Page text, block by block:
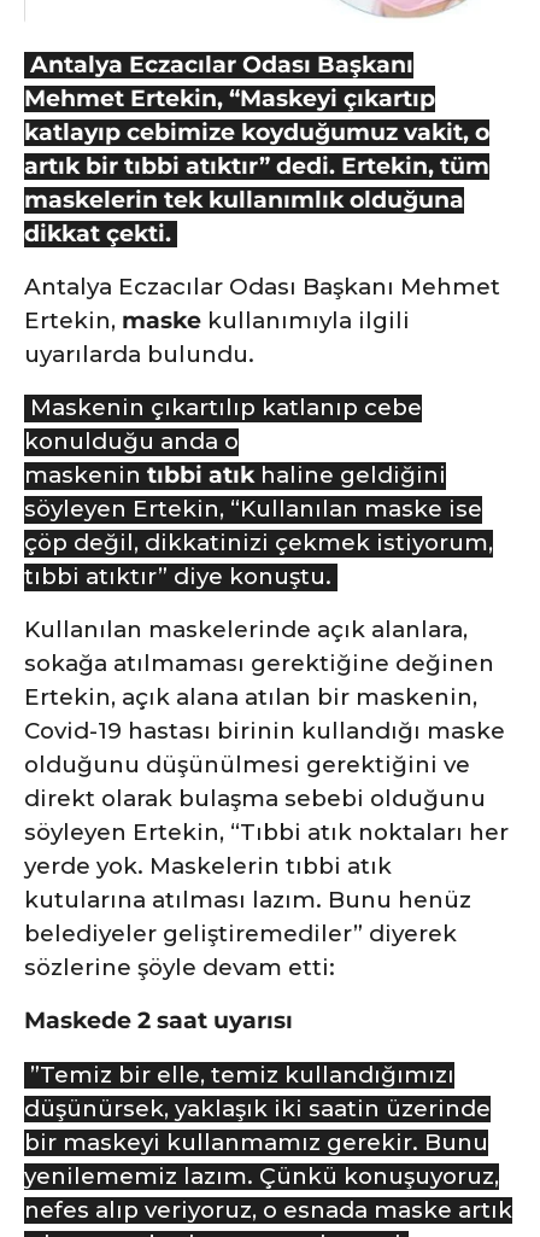
Antalya Eczacılar Odası Başkanı
Mehmet Ertekin, “Maskeyi çıkartıp
katlayıp cebimize koyduğumuz vakit, o
artık bir tıbbi atıktır” dedi. Ertekin, tüm
maskelerin tek kullanımlık olduğuna
dikkat çekti.
Antalya Eczacılar Odası Başkanı Mehmet
Ertekin, maske kullanımıyla ilgili
uyarılarda bulundu.
Maskenin çıkartılıp katlanıp cebe
konulduğu anda o
maskenin tıbbi atıkhaline geldiğini
söyleyen Ertekin, “Kullanılan maske ise
çöp değil, dikkatinizi çekmek istiyorum,
tıbbi atıktır” diye konuştu.
Kullanılan maskelerinde açık alanlara,
sokağa atılmaması gerektiğine değinen
Ertekin, açık alana atılan bir maskenin,
Covid-19 hastası birinin kullandığı maske
olduğunu düşünülmesi gerektiğini ve
direkt olarak bulaşma sebebi olduğunu
söyleyen Ertekin, “Tıbbi atık noktaları her
yerde yok. Maskelerin tıbbi atık
kutularına atılması lazım. Bunu henüz
belediyeler geliştiremediler” diyerek
sözlerine şöyle devam etti:
Maskede 2 saat uyarısı
”Temiz bir elle, temiz kullandığımızı
düşünürsek, yaklaşık iki saatin üzerinde
bir maskeyi kullanmamız gerekir. Bunu
yenilememiz lazım. Çünkü konuşuyoruz,
nefes alıp veriyoruz, o esnada maske artık